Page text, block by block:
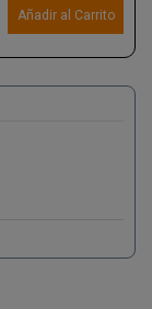
Añadir al Carrito